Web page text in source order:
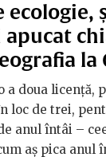
ecologie,
la
a doua licență,
loc de trei,
anul întâi –
aș pica anul